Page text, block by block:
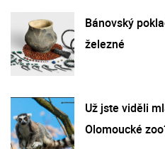
Bánovský
železné
Už jste viděli
Olomoucké